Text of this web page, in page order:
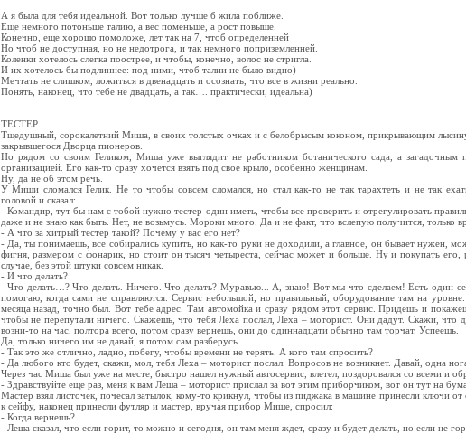
А я была для тебя идеальной. Вот только лучше б жила поближе.
Еще немного потоньше талию, а вес поменьше, а рост повыше.
Конечно, еще хорошо помоложе, лет так на 7, чтоб определенней
Но чтоб не доступная, но не недотрога, и так немного поприземленней.
Коленки хотелось слегка поострее, и чтобы, конечно, волос не стригла.
И их хотелось бы подлиннее: под ними, чтоб талии не было видно)
Мечтать не слишком, ложиться в двенадцать и осознать, что все в жизни реально.
Понять, наконец, что тебе не двадцать, а так…. практически, идеальна)
ТЕСТЕР
Тщедушный, сорокалетний Миша, в своих толстых очках и с белобрысым коконом, прикрывающим
закрывшегося Дворца пионеров.
Но рядом со своим Геликом, Миша уже выглядит не работником ботанического сада, а загадочным
организацией. Его как-то сразу хочется взять под свое крыло, особенно женщинам.
Ну, да не об этом речь.
У Миши сломался Гелик. Не то чтобы совсем сломался, но стал как-то не так тарахтеть и не так
головой и сказал:
- Командир, тут бы нам с тобой нужно тестер один иметь, чтобы все проверить и отрегулировать
даже и не знаю как быть. Нет, не возьмусь. Мороки много. Да и не факт, что вслепую получится, только
- А что за хитрый тестер такой? Почему у вас его нет?
- Да, ты понимаешь, все собирались купить, но как-то руки не доходили, а главное, он бывает нужен,
фигня, размером с фонарик, но стоит он тысяч четыреста, сейчас может и больше. Ну и покупать
случае, без этой штуки совсем никак.
- И что делать?
- Что делать…? Что делать. Ничего. Что делать? Муравью... А, знаю! Вот мы что сделаем! Есть один
помогаю, когда сами не справляются. Сервис небольшой, но правильный, оборудование там на
месяца назад, точно был. Вот тебе адрес. Там автомойка и сразу рядом этот сервис. Придешь и
чтобы не перепутали ничего. Скажешь, что тебя Леха послал, Леха – моторист. Они дадут. Скажи, что
возни-то на час, полтора всего, потом сразу вернешь, они до одиннадцати обычно там торчат. Успеешь.
Да, только ничего им не давай, я потом сам разберусь.
- Так это же отлично, ладно, побегу, чтобы времени не терять. А кого там спросить?
- Да любого кто будет, скажи, мол, тебя Леха – моторист послал. Вопросов не возникнет. Давай, одна нога
Через час Миша был уже на месте, быстро нашел нужный автосервис, влетел, поздоровался со всеми и
- Здравствуйте еще раз, меня к вам Леша – моторист прислал за вот этим приборчиком, вот он тут на
Мастер взял листочек, почесал затылок, кому-то крикнул, чтобы из пиджака в машине принесли ключи
к сейфу, наконец принесли футляр и мастер, вручая прибор Мише, спросил:
- Когда вернешь?
- Леша сказал, что если горит, то можно и сегодня, он там меня ждет, сразу и будет делать, но если не